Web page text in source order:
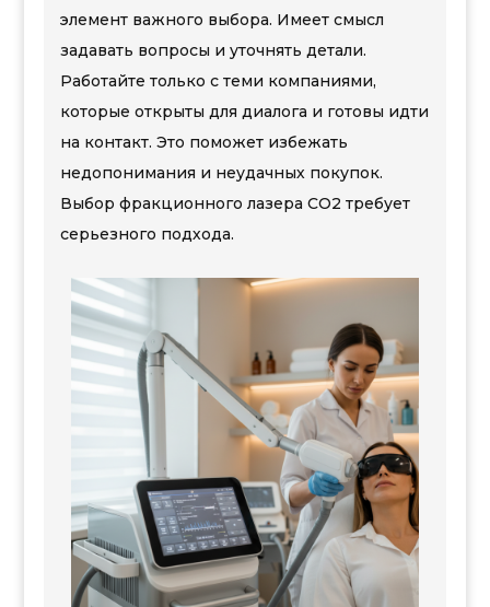
элемент важного выбора. Имеет смысл
задавать вопросы и уточнять детали.
Работайте только с теми компаниями,
которые открыты для диалога и готовы идти
на контакт. Это поможет избежать
недопонимания и неудачных покупок.
Выбор фракционного лазера СО2 требует
серьезного подхода.